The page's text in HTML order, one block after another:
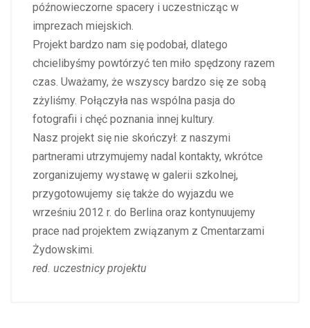
późnowieczorne spacery i uczestnicząc w
imprezach miejskich.
Projekt bardzo nam się podobał, dlatego
chcielibyśmy powtórzyć ten miło spędzony razem
czas. Uważamy, że wszyscy bardzo się ze sobą
zżyliśmy. Połączyła nas wspólna pasja do
fotografii i chęć poznania innej kultury.
Nasz projekt się nie skończył: z naszymi
partnerami utrzymujemy nadal kontakty, wkrótce
zorganizujemy wystawę w galerii szkolnej,
przygotowujemy się także do wyjazdu we
wrześniu 2012 r. do Berlina oraz kontynuujemy
prace nad projektem związanym z Cmentarzami
Żydowskimi.
red. uczestnicy projektu